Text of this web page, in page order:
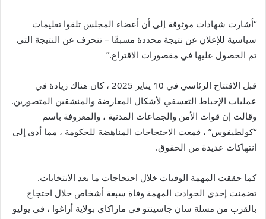
“أشارت شهادات موثوقة إلى أن أعضاء المجلس تلقوا تعليمات
سياسية للإعلان عن نتيجة محددة مسبقًا – تنحرف عن النتيجة التي
تم الحصول عليها في مقصورات الاقتراع.”
قبل الافتتاح الرئاسي في 10 يناير 2025 ، كان هناك زيادة في
عمليات الإحباط التعسفي لأشكال المعارضة والمنشقين المتصورين.
وقالت إن قوات الأمن والجماعات المدنية ، والمعروفة باسم
“كولطيفوس” ، قمعت الاحتجاجات المناهضة للحكومة ، مما أدى إلى
انتهاكات عديدة من الحقوق.
كما حققت المهمة الوفيات خلال احتجاجات ما بعد الانتخابات.
تضمنت إحدى الحوادث المهمة وفاة سبعة أشخاص خلال احتجاج
بالقرب من مسلة سان جاسينتو في ماراكاي بولاية أراغوا ، في يوليو